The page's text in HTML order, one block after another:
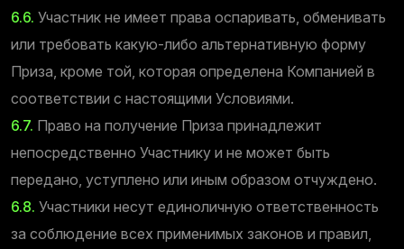
6.6. Участник не имеет права оспаривать, обменивать
или требовать какую-либо альтернативную форму
Приза, кроме той, которая определена Компанией в
соответствии с настоящими Условиями.
6.7. Право на получение Приза принадлежит
непосредственно Участнику и не может быть
передано, уступлено или иным образом отчуждено.
6.8. Участники несут единоличную ответственность
за соблюдение всех применимых законов и правил,